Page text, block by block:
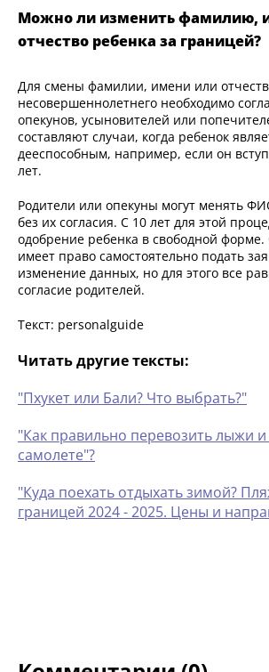
Можно ли изменить фамилию,
отчество ребенка за границей?
Для смены фамилии, имени или
несовершеннолетнего необходимо
опекунов, усыновителей или
составляют случаи, когда ребенок
дееспособным, например, если он
лет.
Родители или опекуны могут менять
без их согласия. С 10 лет для этой
одобрение ребенка в свободной форме.
имеет право самостоятельно подать
изменение данных, но для этого все
согласие родителей.
Текст: personalguide
Читать другие тексты:
"Пхукет или Бали? Что выбрать?"
"Как правильно перевозить лыжи
самолете"?
"Куда поехать отдыхать зимой?
границей 2024 - 2025. Цены и